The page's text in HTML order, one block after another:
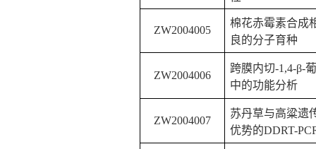
ZW2004005
棉花赤霉素合成
良的分子育种
ZW2004006
跨膜内切-1,4-β-
中的功能分析
ZW2004007
苏丹草与高粱遗
优势的DDRT-